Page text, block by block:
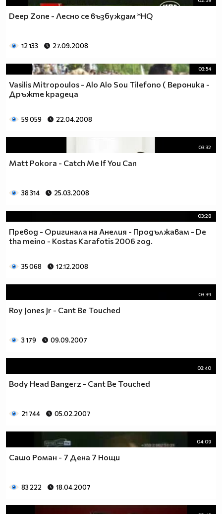
Deep Zone - Лесно се възбуждам *HQ
12 133 27.09.2008
03:54
Vasilis Mitropoulos - Alo Alo Sou Tilefono ( Вероника -
Дръжте крадеца
59 059 22.04.2008
03:32
Matt Pokora - Catch Me If You Can
38 314 25.03.2008
03:28
Превод - Оригинала на Анелия - Продължавам - De
tha meino - Kostas Karafotis 2006 год.
35 068 12.12.2008
03:39
Roy Jones Jr - Cant Be Touched
3 179 09.09.2007
03:40
Body Head Bangerz - Cant Be Touched
21 744 05.02.2007
04:09
Сашо Роман - 7 Дена 7 Нощи
83 222 18.04.2007